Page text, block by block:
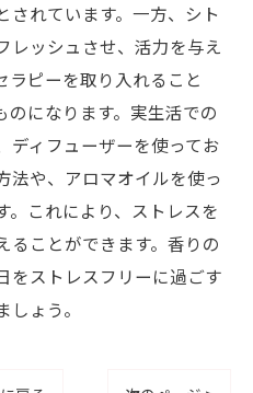
されています。一方、シト
レッシュさせ、活力を与え
ラピーを取り入れること
のになります。実生活での
ディフューザーを使ってお
法や、アロマオイルを使っ
。これにより、ストレスを
ることができます。香りの
をストレスフリーに過ごす
ょう。